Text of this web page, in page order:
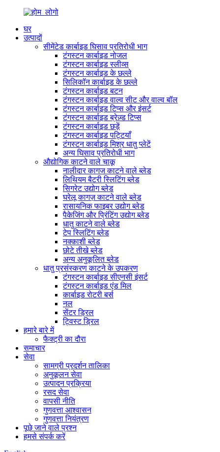
घर
उत्पादों
सीमेंटेड कार्बाइड घिसाव प्रतिरोधी भाग
टंगस्टन कार्बाइड नोजल
टंगस्टन कार्बाइड स्लीव्स
टंगस्टन कार्बाइड के छल्ले
सिलिकॉन कार्बाइड के छल्ले
टंगस्टन कार्बाइड बटन
टंगस्टन कार्बाइड वाल्व सीट और वाल्व बॉल
टंगस्टन कार्बाइड टिप्स और इंसर्ट
टंगस्टन कार्बाइड ब्रेज़्ड टिप्स
टंगस्टन कार्बाइड छड़ें
टंगस्टन कार्बाइड पट्टियाँ
टंगस्टन कार्बाइड मिश्र धातु प्लेटें
अन्य घिसाव प्रतिरोधी भाग
औद्योगिक काटने वाले चाकू
नालीदार कागज काटने वाले ब्लेड
लिथियम बैटरी स्लिटिंग ब्लेड
सिगरेट उद्योग ब्लेड
घरेलू कागज़ काटने वाले ब्लेड
रासायनिक फाइबर उद्योग ब्लेड
पैकेजिंग और प्रिंटिंग उद्योग ब्लेड
धातु काटने वाले ब्लेड
टेप स्लिटिंग ब्लेड
नक्काशी ब्लेड
छोटे तीखे ब्लेड
अन्य अनुकूलित ब्लेड
धातु प्रसंस्करण काटने के उपकरण
टंगस्टन कार्बाइड सीएनसी इंसर्ट
टंगस्टन कार्बाइड एंड मिल
कार्बाइड रोटरी बर्स
नल
सेंटर ड्रिल
ट्विस्ट ड्रिल
हमारे बारे में
फैक्ट्री का दौरा
समाचार
सेवा
सामग्री प्रदर्शन तालिका
अनुकूलन सेवा
उत्पादन प्रक्रिया
रसद सेवा
वापसी नीति
गुणवत्ता आश्वासन
गुणवत्ता नियंत्रण
पूछे जाने वाले प्रश्न
हमसे संपर्क करें